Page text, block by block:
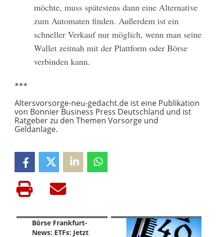
möchte, muss spätestens dann eine Alternative
zum Automaten finden. Außerdem ist ein
schneller Verkauf nur möglich, wenn man seine
Wallet zeitnah mit der Plattform oder Börse
verbinden kann.
***
Altersvorsorge-neu-gedacht.de ist eine Publikation
von Bonnier Business Press Deutschland und ist
Ratgeber zu den Themen Vorsorge und
Geldanlage.
Börse Frankfurt-
News: ETFs: Jetzt